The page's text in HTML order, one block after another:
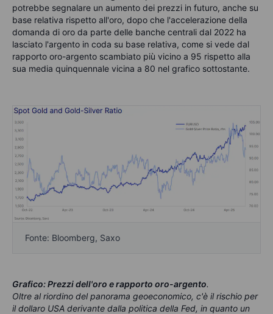
potrebbe segnalare un aumento dei prezzi in futuro, anche su
base relativa rispetto all'oro, dopo che l'accelerazione della
domanda di oro da parte delle banche centrali dal 2022 ha
lasciato l'argento in coda su base relativa, come si vede dal
rapporto oro-argento scambiato più vicino a 95 rispetto alla
sua media quinquennale vicina a 80 nel grafico sottostante.
Fonte: Bloomberg, Saxo
Grafico: Prezzi dell'oro e rapporto oro-argento.
Oltre al riordino del panorama geoeconomico, c'è il rischio per
il dollaro USA derivante dalla politica della Fed, in quanto un